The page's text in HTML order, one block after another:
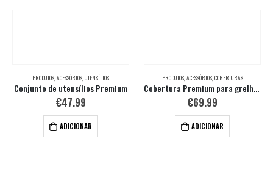
PRODUTOS ACESSÓRIOS UTENSÍLIOS
Conjunto de utensílios Premium
€47.99
ADICIONAR
PRODUTOS, ACESSÓRIOS, COBERTURAS
Cobertura Premium para grelhador
€69.99
ADICIONAR